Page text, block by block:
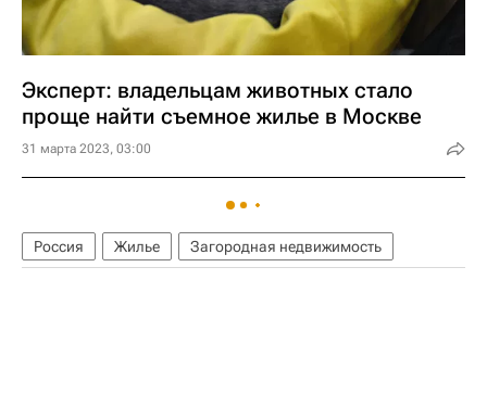
Эксперт: владельцам животных стало
проще найти съемное жилье в Москве
31 марта 2023, 03:00
Россия Жилье Загородная недвижимость